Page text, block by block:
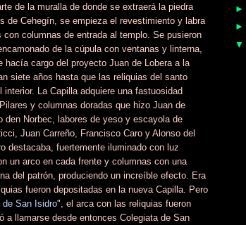
de la muralla de donde se extraerá la piedra
de Cehegín, se empieza el revestimiento y labra
columnas de entrada al templo. Se pusieron
de la cúpula con ventanas y linterna,
cargo del proyecto Juan de Lobera a la
siete años hasta que las reliquias del santo
La Capilla adquiere una fastuosidad
y columnas doradas que hizo Juan de
den Norbec, labores de yeso y escayola de
Juan Carreño, Francisco Caro y Alonso del
destacaba, fuertemente iluminado con luz
un arco en cada frente y columnas con una
del patrón, produciendo un increíble efecto. Era
fueron depositadas en la nueva Capilla. Pero
de San Isidro", el arca con las reliquias fueron
a llamarse desde entonces Colegiata de San
►
►
▼